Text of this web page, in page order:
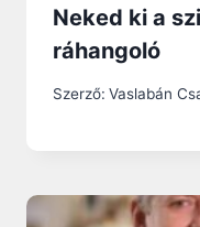
Neked ki a
ráhangoló
Szerző: Vaslabán